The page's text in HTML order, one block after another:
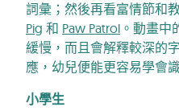
詞彙；然後再看富情節和
Pig 和 Paw Patrol 。動畫中
緩慢，而且會解釋較深的
應，幼兒便能更容易學會
小學生